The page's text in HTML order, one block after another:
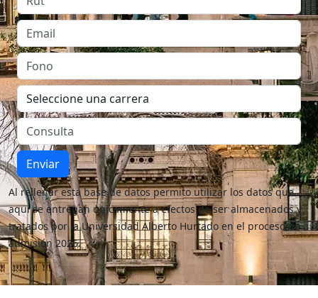
Enviar
Al rellenar esta base de datos permito utilizar los datos que
aquí se entregan únicamente a efectos de ser almacenados y
tratados por la Universidad Alberto Hurtado en el proceso de
admisión 2026.